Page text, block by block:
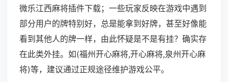
微乐江西麻将插件下载；一些玩家反映在游戏中遇到
部分用户的牌特别好，总是能拿到好牌，甚至好像能
看到其他人的牌一样，由此怀疑是不是有挂？确实存
在此类外挂。如(福州开心麻将,开心麻将,泉州开心麻
将)等，建议通过正规途径维护游戏公平。